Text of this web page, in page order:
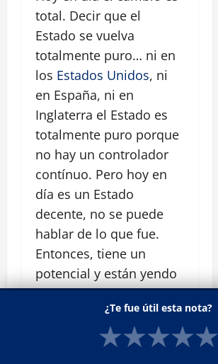
total. Decir que el
Estado se vuelva
totalmente puro… ni en
los Estados Unidos, ni
en España, ni en
Inglaterra el Estado es
totalmente puro porque
no hay un controlador
contínuo. Pero hoy en
día es un Estado
decente, no se puede
hablar de lo que fue.
Entonces, tiene un
potencial y están yendo
a hacer las cosas
¿Te fue útil esta nota?
★★★★★